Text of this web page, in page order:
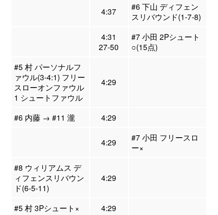
4:37
#6 下山 ディフェン
スリバウンド(1-7-8)
4:31
27-50
#7 小田 2Pシュート
○(15点)
#5 村 パーソナルフ
ァウル(3-4:1) フリー
スローオンファウル
1 シュートファウル
4:29
#6 内藤 → #11 瀧 4:29
4:29
#7 小田 フリースロ
ー×
#8 ウィリアムス デ
ィフェンスリバウン
ド(6-5-11)
4:29
#5 村 3Pシュート× 4:29